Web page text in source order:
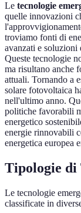
Le tecnologie
quelle innovazioni
troviamo fonti di
avanzati e soluzioni
Queste tecnologie
ma risultano anche
attuali. Tornando a
solare fotovoltaica
nell'ultimo anno.
politiche favorabili
energetico
energie rinnovabili
energetica europea
Tipologie di
Le tecnologie
classificate in